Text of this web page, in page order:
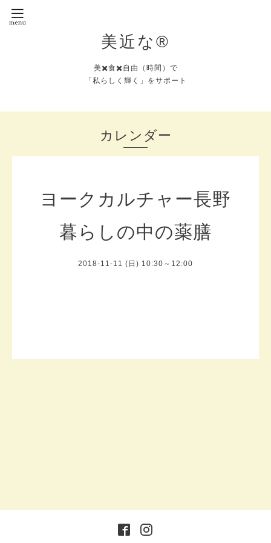
美近な®︎
美✖️食✖️自由（時間）で
「私らしく輝く」をサポート
カレンダー
ヨークカルチャー長野
暮らしの中の薬膳
2018-11-11 (日) 10:30～12:00